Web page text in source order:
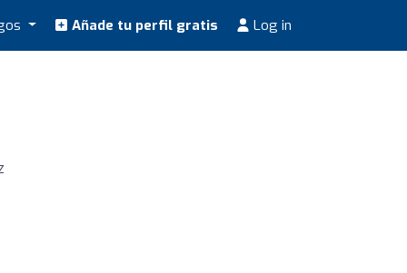
Añade tu perfil gratis Log in